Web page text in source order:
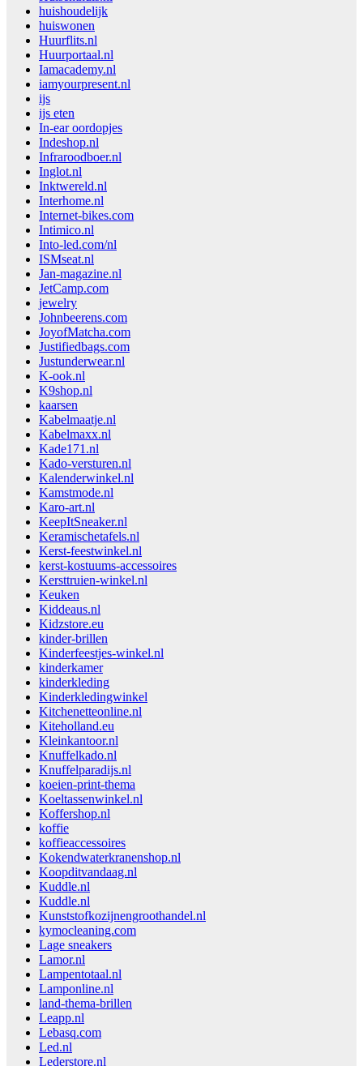
huishoudelijk
huiswonen
Huurflits.nl
Huurportaal.nl
Iamacademy.nl
iamyourpresent.nl
ijs
ijs eten
In-ear oordopjes
Indeshop.nl
Infraroodboer.nl
Inglot.nl
Inktwereld.nl
Interhome.nl
Internet-bikes.com
Intimico.nl
Into-led.com/nl
ISMseat.nl
Jan-magazine.nl
JetCamp.com
jewelry
Johnbeerens.com
JoyofMatcha.com
Justifiedbags.com
Justunderwear.nl
K-ook.nl
K9shop.nl
kaarsen
Kabelmaatje.nl
Kabelmaxx.nl
Kade171.nl
Kado-versturen.nl
Kalenderwinkel.nl
Kamstmode.nl
Karo-art.nl
KeepItSneaker.nl
Keramischetafels.nl
Kerst-feestwinkel.nl
kerst-kostuums-accessoires
Kersttruien-winkel.nl
Keuken
Kiddeaus.nl
Kidzstore.eu
kinder-brillen
Kinderfeestjes-winkel.nl
kinderkamer
kinderkleding
Kinderkledingwinkel
Kitchenetteonline.nl
Kiteholland.eu
Kleinkantoor.nl
Knuffelkado.nl
Knuffelparadijs.nl
koeien-print-thema
Koeltassenwinkel.nl
Koffershop.nl
koffie
koffieaccessoires
Kokendwaterkranenshop.nl
Koopditvandaag.nl
Kuddle.nl
Kuddle.nl
Kunststofkozijnengroothandel.nl
kymocleaning.com
Lage sneakers
Lamor.nl
Lampentotaal.nl
Lamponline.nl
land-thema-brillen
Leapp.nl
Lebasq.com
Led.nl
Lederstore.nl